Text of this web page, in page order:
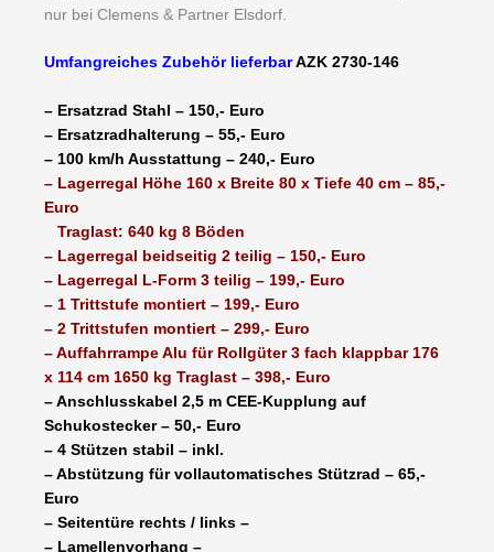
nur bei Clemens & Partner Elsdorf.
Umfangreiches Zubehör lieferbarAZK 2730-146
– Ersatzrad Stahl – 150,- Euro
– Ersatzradhalterung – 55,- Euro
– 100 km/h Ausstattung – 240,- Euro
– Lagerregal Höhe 160 x Breite 80 x Tiefe 40 cm – 85,-
Euro
Traglast: 640 kg 8 Böden
– Lagerregal beidseitig 2 teilig – 150,- Euro
– Lagerregal L-Form 3 teilig – 199,- Euro
– 1 Trittstufe montiert – 199,- Euro
– 2 Trittstufen montiert – 299,- Euro
– Auffahrrampe Alu für Rollgüter 3 fach klappbar 176
x 114 cm 1650 kg Traglast – 398,- Euro
– Anschlusskabel 2,5 m CEE-Kupplung auf
Schukostecker – 50,- Euro
– 4 Stützen stabil – inkl.
– Abstützung für vollautomatisches Stützrad – 65,-
Euro
– Seitentüre rechts / links –
– Lamellenvorhang –